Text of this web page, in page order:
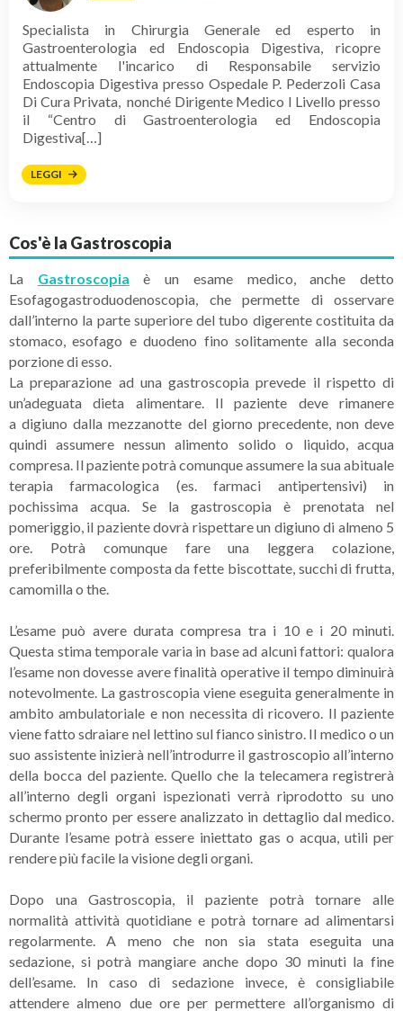
Specialista in Chirurgia Generale ed esperto in
Gastroenterologia ed Endoscopia Digestiva, ricopre
attualmente l'incarico di Responsabile servizio
Endoscopia Digestiva presso Ospedale P. Pederzoli Casa
Di Cura Privata, nonché Dirigente Medico I Livello presso
il “Centro di Gastroenterologia ed Endoscopia
Digestiva[…]
LEGGI
Cos'è la Gastroscopia
La Gastroscopia è un esame medico, anche detto
Esofagogastroduodenoscopia, che permette di osservare
dall’interno la parte superiore del tubo digerente costituita da
stomaco, esofago e duodeno fino solitamente alla seconda
porzione di esso.
La preparazione ad una gastroscopia prevede il rispetto di
un’adeguata dieta alimentare. Il paziente deve rimanere
adigiuno dalla mezzanotte del giorno precedente, non deve
quindi assumere nessun alimento solido o liquido, acqua
compresa. Il paziente potrà comunque assumere la sua abituale
terapia farmacologica (es. farmaci antipertensivi) in
pochissima acqua. Se la gastroscopia è prenotata nel
pomeriggio, il paziente dovrà rispettare un digiuno di almeno 5
ore. Potrà comunque fare una leggera colazione,
preferibilmente composta da fette biscottate, succhi di frutta,
camomilla o the.
L’esame può avere durata compresa tra i 10 e i 20 minuti.
Questa stima temporale varia in base ad alcuni fattori: qualora
l’esame non dovesse avere finalità operative il tempo diminuirà
notevolmente. La gastroscopia viene eseguita generalmente in
ambito ambulatoriale e non necessita di ricovero. Il paziente
viene fatto sdraiare nel lettino sul fianco sinistro. Il medico o un
suo assistente inizierà nell’introdurre il gastroscopio all’interno
della bocca del paziente. Quello che la telecamera registrerà
all’interno degli organi ispezionati verrà riprodotto su uno
schermo pronto per essere analizzato in dettaglio dal medico.
Durante l’esame potrà essere iniettato gas o acqua, utili per
rendere più facile la visione degli organi.
Dopo una Gastroscopia, il paziente potrà tornare alle
normalità attività quotidiane e potrà tornare ad alimentarsi
regolarmente. A meno che non sia stata eseguita una
sedazione, si potrà mangiare anche dopo 30 minuti la fine
dell’esame. In caso di sedazione invece, è consigliabile
attendere almeno due ore per permettere all’organismo di